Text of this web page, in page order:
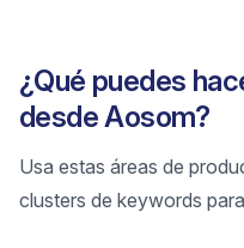
¿Qué puedes
desde Aosom?
Usa estas áreas de
clusters de keywords